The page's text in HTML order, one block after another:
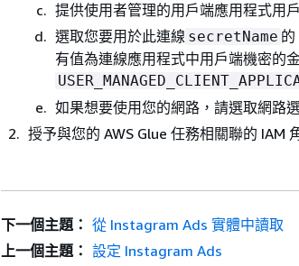
提供使用者管理的用戶端應用程式用
選取您要用於此連線 secretName
有值為連線應用程式中用戶端機密的
如果想要使用您的網路，請選取網路
授予與您的 AWS Glue 任務相關聯的 IAM
下一個主題： 從 Instagram Ads 實體中讀取
上一個主題： 設定 Instagram Ads